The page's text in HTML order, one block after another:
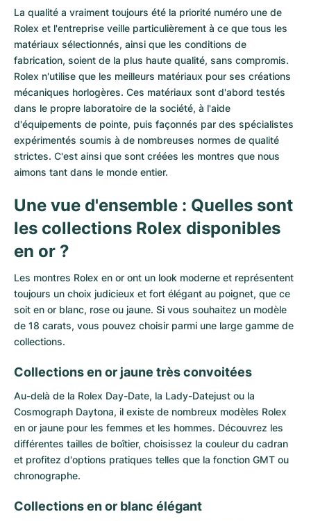
La qualité a vraiment toujours été la priorité numéro une de
Rolex et l'entreprise veille particulièrement à ce que tous les
matériaux sélectionnés, ainsi que les conditions de
fabrication, soient de la plus haute qualité, sans compromis.
Rolex n'utilise que les meilleurs matériaux pour ses créations
mécaniques horlogères. Ces matériaux sont d'abord testés
dans le propre laboratoire de la société, à l'aide
d'équipements de pointe, puis façonnés par des spécialistes
expérimentés soumis à de nombreuses normes de qualité
strictes. C'est ainsi que sont créées les montres que nous
aimons tant dans le monde entier.
Une vue d'ensemble : Quelles sont
les collections Rolex disponibles
en or ?
Les montres Rolex en or ont un look moderne et représentent
toujours un choix judicieux et fort élégant au poignet, que ce
soit en or blanc, rose ou jaune. Si vous souhaitez un modèle
de 18 carats, vous pouvez choisir parmi une large gamme de
collections.
Collections en or jaune très convoitées
Au-delà de la Rolex Day-Date, la Lady-Datejust ou la
Cosmograph Daytona, il existe de nombreux modèles Rolex
en or jaune pour les femmes et les hommes. Découvrez les
différentes tailles de boîtier, choisissez la couleur du cadran
et profitez d'options pratiques telles que la fonction GMT ou
chronographe.
Collections en or blanc élégant